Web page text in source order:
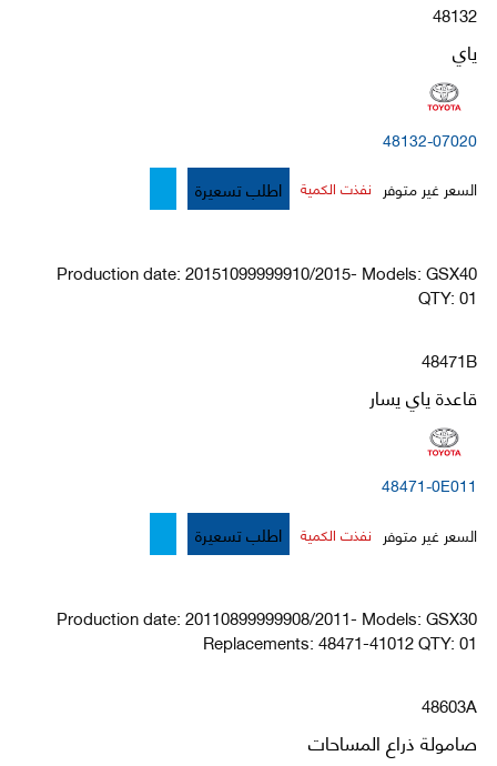
48132
ياي
48132-07020
السعر غير متوفر نفذت الكمية اطلب تسعيرة
Production date: 20151099999910/2015- Models: GSX40
QTY: 01
48471B
قاعدة ياي يسار
48471-0E011
السعر غير متوفر نفذت الكمية اطلب تسعيرة
Production date: 20110899999908/2011- Models: GSX30
Replacements: 48471-41012 QTY: 01
48603A
صامولة ذراع المساحات